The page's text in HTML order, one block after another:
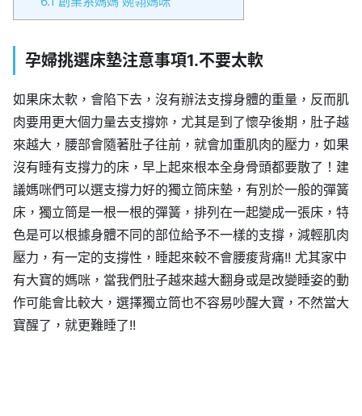
孕婦挑選床墊注意事項1.不要太軟
如果床太軟，會陷下去，沒有辦法支撐身體的重量，反而肌
肉要用更大個力量去支撐妳，尤其是到了懷孕後期，肚子越
來越大，腰部會隨著肚子往前，就會加重肌肉的壓力，如果
沒有睡有支撐力的床，早上起來根本全身骨頭都要散了！建
議媽咪們可以選支撐力好的獨立筒床墊，有別於一般的彈簧
床，獨立筒是一根一根的彈簧，排列在一起變成一張床，特
色是可以根據身體不同的部位給予不一樣的支撐，減輕肌肉
壓力，有一定的支撐性，睡起來較不會腰痠背痛!! 尤其家中
有大寶的媽咪，當我們肚子越來越大翻身或是改變睡姿的動
作可能會比較大，選擇獨立筒也不容易吵醒大寶，不然當大
寶醒了，就更難睡了!!